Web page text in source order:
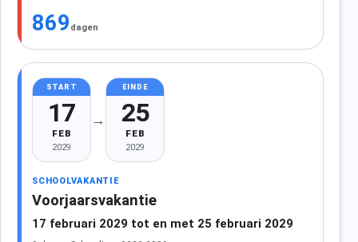
869 dagen
START
17
FEB
2029
→
EINDE
25
FEB
2029
SCHOOLVAKANTIE
Voorjaarsvakantie
17 februari 2029 tot en met 25 februari 2029